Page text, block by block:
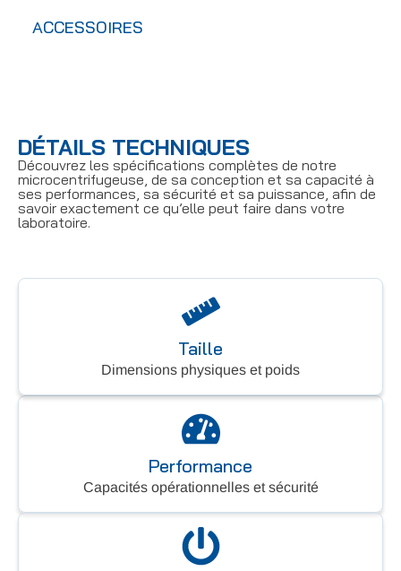
ACCESSOIRES
DÉTAILS TECHNIQUES
Découvrez les spécifications complètes de notre
microcentrifugeuse, de sa conception et sa capacité à
ses performances, sa sécurité et sa puissance, afin de
savoir exactement ce qu’elle peut faire dans votre
laboratoire.
Performance
Capacités opérationnelles et sécurité
Taille
Dimensions physiques et poids